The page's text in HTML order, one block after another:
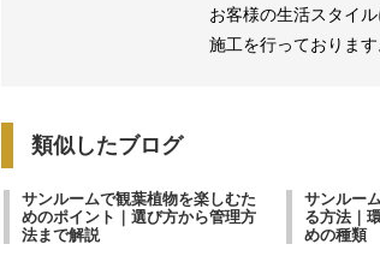
お客様の生活スタイ
施工を行っております
類似したブログ
サンルームで観葉植物を楽しむた
めのポイント｜選び方から管理方
法まで解説
サンルー
る方法｜
めの種類